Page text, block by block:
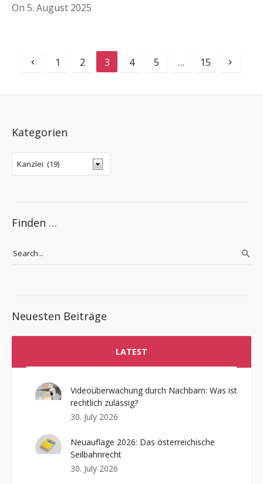
On 5. August 2025
1 2 3 4 5 … 15
Kategorien
Finden …
Neuesten Beiträge
LATEST
Videoüberwachung durch Nachbarn: Was ist
rechtlich zulässig?
30. July 2026
Neuauflage 2026: Das österreichische
Seilbahnrecht
30. July 2026